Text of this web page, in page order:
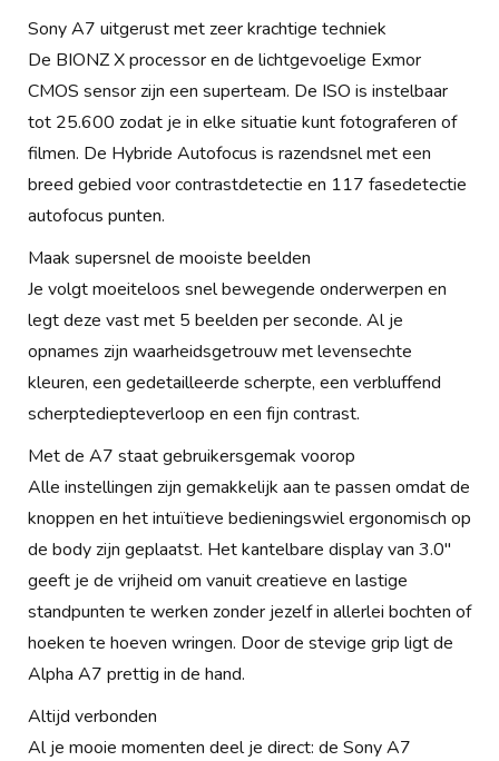
Sony A7 uitgerust met zeer krachtige techniek
De BIONZ X processor en de lichtgevoelige Exmor
CMOS sensor zijn een superteam. De ISO is instelbaar
tot 25.600 zodat je in elke situatie kunt fotograferen of
filmen. De Hybride Autofocus is razendsnel met een
breed gebied voor contrastdetectie en 117 fasedetectie
autofocus punten.
Maak supersnel de mooiste beelden
Je volgt moeiteloos snel bewegende onderwerpen en
legt deze vast met 5 beelden per seconde. Al je
opnames zijn waarheidsgetrouw met levensechte
kleuren, een gedetailleerde scherpte, een verbluffend
scherptediepteverloop en een fijn contrast.
Met de A7 staat gebruikersgemak voorop
Alle instellingen zijn gemakkelijk aan te passen omdat de
knoppen en het intuïtieve bedieningswiel ergonomisch op
de body zijn geplaatst. Het kantelbare display van 3.0"
geeft je de vrijheid om vanuit creatieve en lastige
standpunten te werken zonder jezelf in allerlei bochten of
hoeken te hoeven wringen. Door de stevige grip ligt de
Alpha A7 prettig in de hand.
Altijd verbonden
Al je mooie momenten deel je direct: de Sony A7